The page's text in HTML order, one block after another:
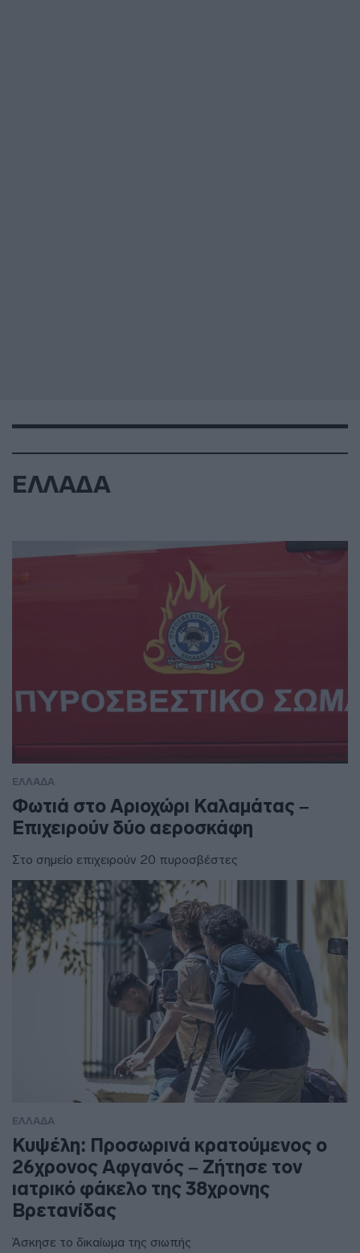
ΕΛΛΑΔΑ
ΕΛΛΑΔΑ
Φωτιά στο Αριοχώρι Καλαμάτας –
Επιχειρούν δύο αεροσκάφη
Στο σημείο επιχειρούν 20 πυροσβέστες
ΕΛΛΑΔΑ
Κυψέλη: Προσωρινά κρατούμενος ο
26χρονος Αφγανός – Ζήτησε τον
ιατρικό φάκελο της 38χρονης
Βρετανίδας
Άσκησε το δικαίωμα της σιωπής